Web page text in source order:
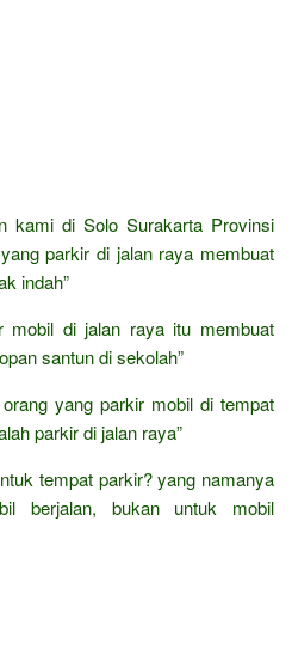
kami di Solo Surakarta Provinsi
parkir di jalan raya membuat
indah”
mobil di jalan raya itu membuat
santun di sekolah”
yang parkir mobil di tempat
parkir di jalan raya”
tempat parkir? yang namanya
berjalan, bukan untuk mobil